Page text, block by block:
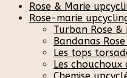
Rose & Marie
Rose-marie
Turban Rose &
Bandanas
Les tops
Les